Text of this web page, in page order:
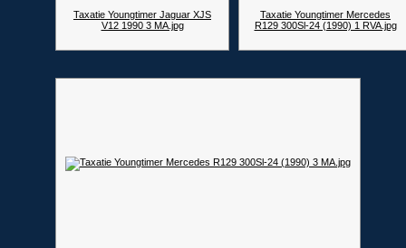
Taxatie Youngtimer Jaguar XJS
V12 1990 3 MA.jpg
Taxatie Youngtimer Mercedes
R129 300Sl-24 (1990) 1 RVA.jpg